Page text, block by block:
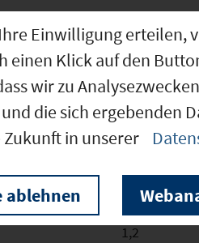
10.050 m²
10.050 m²
10.050 m²
Mauth-
rechtskräftig
1,2
Einwilligung erteilen,
einen Klick auf den
wir zu
die sich ergebenden
in unserer
ablehnen